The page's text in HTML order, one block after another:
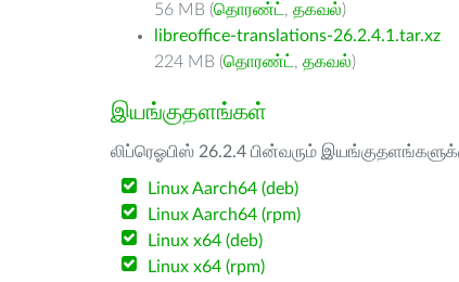
56 MB (தொரண்ட் , தகவல்)
libreoffice-translations-26.2.4.1.tar.xz
224 MB (தொரண்ட் , தகவல்)
இயங்குதளங்கள்
லிப்ரெஓபிஸ் 26.2.4 பின்வரும்
Linux Aarch64 (deb)
Linux Aarch64 (rpm)
Linux x64 (deb)
Linux x64 (rpm)